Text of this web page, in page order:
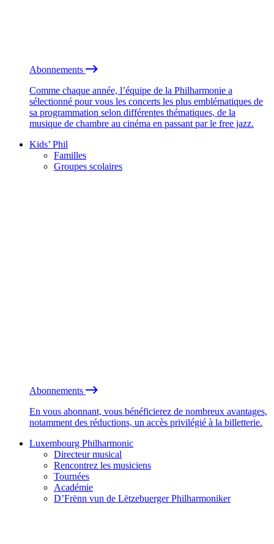
Abonnements
Comme chaque année, l’équipe de la Philharmonie a
sélectionné pour vous les concerts les plus emblématiques de
sa programmation selon différentes thématiques, de la
musique de chambre au cinéma en passant par le free jazz.
Kids’ Phil
Familles
Groupes scolaires
Abonnements
En vous abonnant, vous bénéficierez de nombreux avantages,
notamment des réductions, un accès privilégié à la billetterie.
Luxembourg Philharmonic
Directeur musical
Rencontrez les musiciens
Tournées
Académie
D’Frënn vun de Lëtzebuerger Philharmoniker